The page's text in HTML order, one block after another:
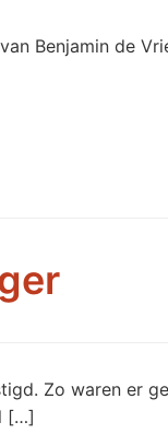
Benjamin de
Zo waren er
[…]